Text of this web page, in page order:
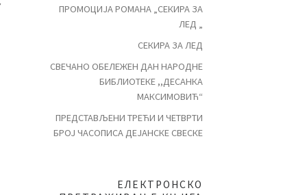
ПРОМОЦИЈА РОМАНА „СЕКИРА ЗА
ЛЕД „
СЕКИРА ЗА ЛЕД
СВЕЧАНО ОБЕЛЕЖЕН ДАН НАРОДНЕ
БИБЛИОТЕКЕ ,,ДЕСАНКА
МАКСИМОВИЋ“
ПРЕДСТАВЉЕНИ ТРЕЋИ И ЧЕТВРТИ
БРОЈ ЧАСОПИСА ДЕЈАНСКЕ СВЕСКЕ
ЕЛЕКТРОНСКО